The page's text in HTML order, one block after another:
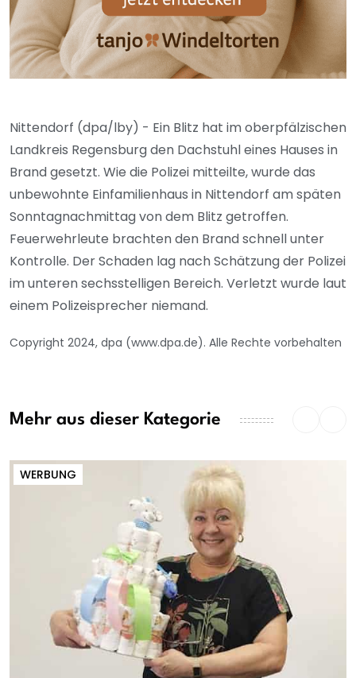
Nittendorf (dpa/lby) - Ein Blitz hat im oberpfälzischen
Landkreis Regensburg den Dachstuhl eines Hauses in
Brand gesetzt. Wie die Polizei mitteilte, wurde das
unbewohnte Einfamilienhaus in Nittendorf am späten
Sonntagnachmittag von dem Blitz getroffen.
Feuerwehrleute brachten den Brand schnell unter
Kontrolle. Der Schaden lag nach Schätzung der Polizei
im unteren sechsstelligen Bereich. Verletzt wurde laut
einem Polizeisprecher niemand.
Copyright 2024, dpa (www.dpa.de). Alle Rechte vorbehalten
Mehr aus dieser Kategorie
WERBUNG